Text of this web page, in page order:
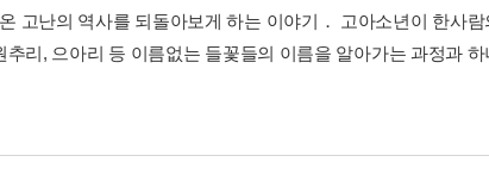
고난의 역사를 되돌아보게 하는 이야기． 고아소년이 한사
리, 으아리 등 이름없는 들꽃들의 이름을 알아가는 과정과 하